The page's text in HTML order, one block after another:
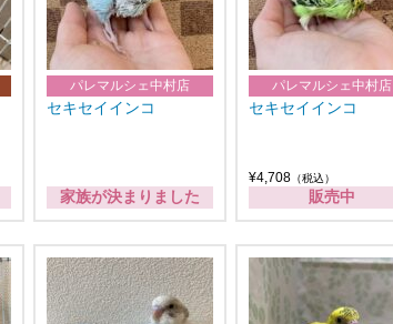
パレマルシェ中村店
セキセイインコ
家族が決まりました
パレマルシェ中村店
セキセイインコ
¥4,708 （税込）
販売中